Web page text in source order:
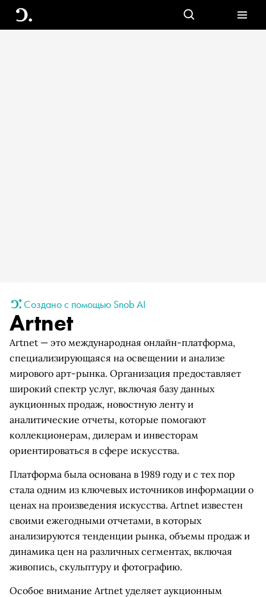
Создано с помощью Snob AI
Artnet
Artnet — это международная онлайн-платформа,
специализирующаяся на освещении и анализе
мирового арт-рынка. Организация предоставляет
широкий спектр услуг, включая базу данных
аукционных продаж, новостную ленту и
аналитические отчеты, которые помогают
коллекционерам, дилерам и инвесторам
ориентироваться в сфере искусства.
Платформа была основана в 1989 году и с тех пор
стала одним из ключевых источников информации о
ценах на произведения искусства. Artnet известен
своими ежегодными отчетами, в которых
анализируются тенденции рынка, объемы продаж и
динамика цен на различных сегментах, включая
живопись, скульптуру и фотографию.
Особое внимание Artnet уделяет аукционным